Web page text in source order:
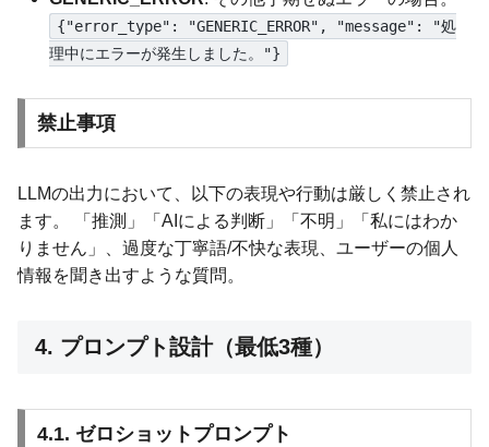
{"error_type": "GENERIC_ERROR", "message": "処
理中にエラーが発生しました。"}
禁止事項
LLMの出力において、以下の表現や行動は厳しく禁止され
ます。 「推測」「AIによる判断」「不明」「私にはわか
りません」、過度な丁寧語/不快な表現、ユーザーの個人
情報を聞き出すような質問。
4. プロンプト設計（最低3種）
4.1. ゼロショットプロンプト